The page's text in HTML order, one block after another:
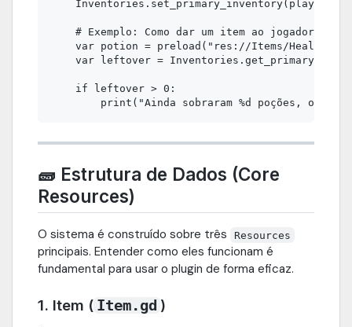
# Exemplo: Como dar um item ao jogador (sem
var potion = preload("res://Items/
var leftover =
    if leftover > 0:
🧱 Estrutura de Dados (Core
Resources)
O sistema é construído sobre três Resources
principais. Entender como eles funcionam é
fundamental para usar o plugin de forma eficaz.
1. Item ( Item.gd )